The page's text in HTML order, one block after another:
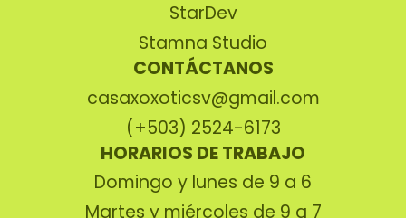
StarDev
Stamna Studio
CONTÁCTANOS
casaxoxoticsv@gmail.com
(+503) 2524-6173
HORARIOS DE TRABAJO
Domingo y lunes de 9 a 6
Martes y miércoles de 9 a 7